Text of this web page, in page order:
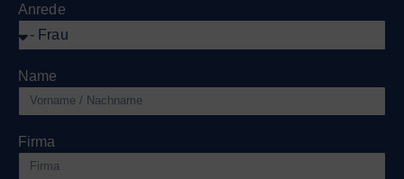
Anrede
Name
Firma